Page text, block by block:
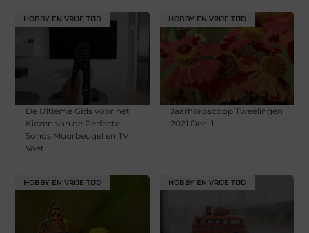
HOBBY EN VRIJE TIJD
De Ultieme Gids voor het
Kiezen van de Perfecte
Sonos Muurbeugel en TV
Voet
HOBBY EN VRIJE TIJD
Jaarhoroscoop Tweelingen
2021 Deel 1
HOBBY EN VRIJE TIJD HOBBY EN VRIJE TIJD